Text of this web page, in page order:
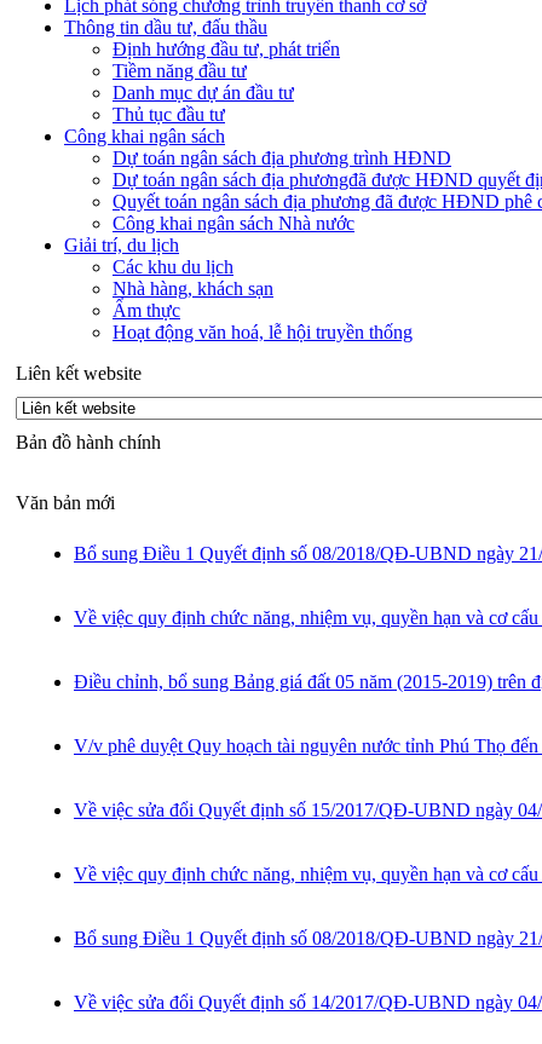
Lịch phát sóng chương trình truyền thanh cơ sở
Thông tin dầu tư, đấu thầu
Định hướng đầu tư, phát triển
Tiềm năng đầu tư
Danh mục dự án đầu tư
Thủ tục đầu tư
Công khai ngân sách
Dự toán ngân sách địa phương trình HĐND
Dự toán ngân sách địa phươngđã được HĐND quyết
Quyết toán ngân sách địa phương đã được HĐND phê
Công khai ngân sách Nhà nước
Giải trí, du lịch
Các khu du lịch
Nhà hàng, khách sạn
Ẩm thực
Hoạt động văn hoá, lễ hội truyền thống
Liên kết website
Bản đồ hành chính
Văn bản mới
Bổ sung Điều 1 Quyết định số 08/2018/QĐ-UBND ngày
Về việc quy định chức năng, nhiệm vụ, quyền hạn và cơ
Điều chỉnh, bổ sung Bảng giá đất 05 năm (2015-2019) trên
V/v phê duyệt Quy hoạch tài nguyên nước tỉnh Phú Thọ đến
Về việc sửa đổi Quyết định số 15/2017/QĐ-UBND ngày
Về việc quy định chức năng, nhiệm vụ, quyền hạn và cơ
Bổ sung Điều 1 Quyết định số 08/2018/QĐ-UBND ngày
Về việc sửa đổi Quyết định số 14/2017/QĐ-UBND ngày